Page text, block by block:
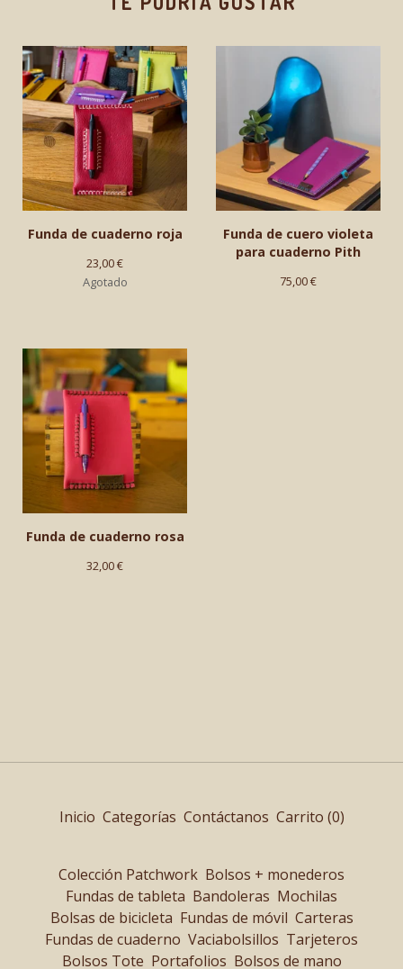
Funda de cuaderno roja
23,00€
Agotado
Funda de cuero violeta
para cuaderno Pith
75,00€
Funda de cuaderno rosa
32,00€
Inicio Categorías Contáctanos Carrito (0)
Colección Patchwork Bolsos + monederos
Fundas de tableta Bandoleras Mochilas
Bolsas de bicicleta Fundas de móvil Carteras
Fundas de cuaderno Vaciabolsillos Tarjeteros
Bolsos Tote Portafolios Bolsos de mano